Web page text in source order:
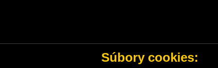
Súbory cookies: